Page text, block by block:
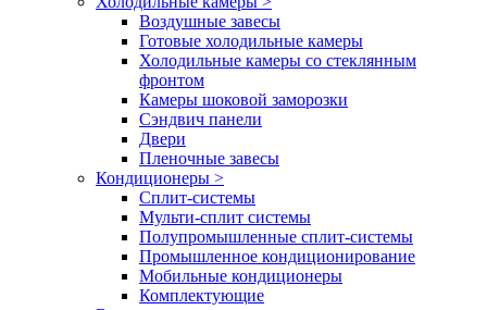
Воздушные завесы
Готовые холодильные камеры
Холодильные камеры со стеклянным
фронтом
Камеры шоковой заморозки
Сэндвич панели
Двери
Пленочные завесы
Кондиционеры >
Сплит-системы
Мульти-сплит системы
Полупромышленные сплит-системы
Промышленное кондиционирование
Мобильные кондиционеры
Комплектующие